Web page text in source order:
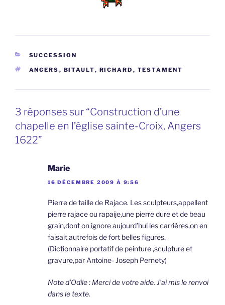
CATÉGORIES
SUCCESSION
ÉTIQUETTES
ANGERS , BITAULT, RICHARD , TESTAMENT
3 réponses sur “Construction d’une
chapelle en l’église sainte-Croix, Angers
1622”
Marie
16 DÉCEMBRE 2009 À 9:56
Pierre de taille de Rajace. Les sculpteurs,appellent
pierre rajace ou rapaije,une pierre dure et de beau
grain,dont on ignore aujourd’hui les carrières,on en
faisait autrefois de fort belles figures.
(Dictionnaire portatif de peinture ,sculpture et
gravure,par Antoine- Joseph Pernety)
Note d’Odile : Merci de votre aide. J’ai mis le renvoi
dans le texte.